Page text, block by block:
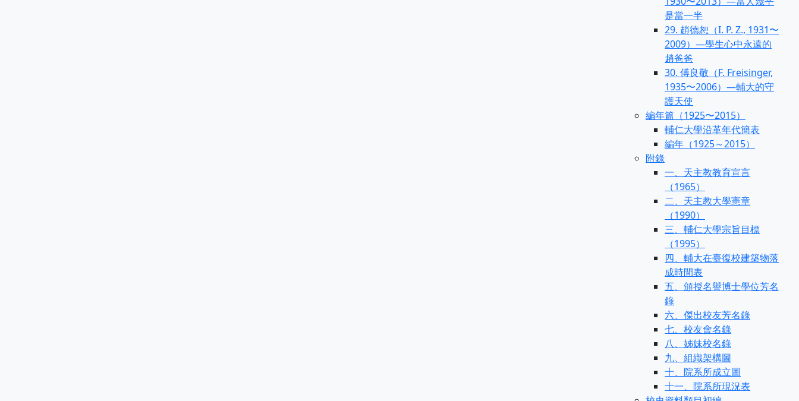
是當一半
29. 趙德恕（I. P. Z., 1931〜
2009）—學生心中永遠的
趙爸爸
30. 傅良敬（F. Freisinger,
1935〜2006）—輔大的守
護天使
編年篇（1925〜2015）
輔仁大學沿革年代簡表
編年（1925～2015）
附錄
一、天主教教育宣言
（1965）
二、天主教大學憲章
（1990）
三、輔仁大學宗旨目標
（1995）
四、輔大在臺復校建築物落
成時間表
五、頒授名譽博士學位芳名
錄
六、傑出校友芳名錄
七、校友會名錄
八、姊妹校名錄
九、組織架構圖
十、院系所成立圖
十一、院系所現況表